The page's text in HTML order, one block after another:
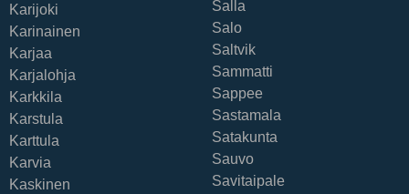
Karijoki
Karinainen
Karjaa
Karjalohja
Karkkila
Karstula
Karttula
Karvia
Kaskinen
Salla
Salo
Saltvik
Sammatti
Sappee
Sastamala
Satakunta
Sauvo
Savitaipale